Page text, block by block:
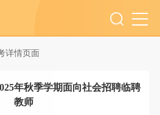
详情页面
年秋季学期面向社会招聘临聘
教师